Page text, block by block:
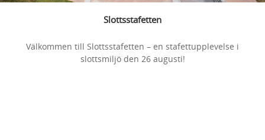
Slottsstafetten
Välkommen till Slottsstafetten – en stafettupplevelse i
slottsmiljö den 26 augusti!